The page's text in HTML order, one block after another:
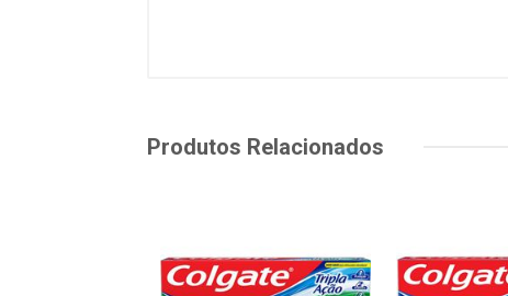
Produtos Relacionados